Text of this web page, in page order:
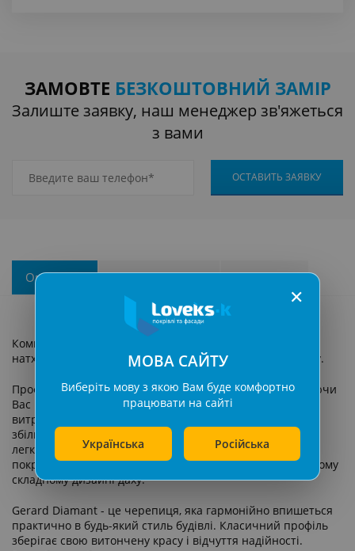
ЗАМОВТЕ БЕЗКОШТОВНИЙ ЗАМІР
Залиште заявку, наш менеджер зв'яжеться
з вами
Описання Характеристики Відгуки (0)
Композитна черепиця Gerard Diamant Deep Black-
натхненний найміцнішим матеріалом, відомим людству.
Профіль DIAMANT не тільки прослужить довго, захищаючи
Вас і Ваші майбутні покоління, а й дозволить скоротити
витрати на придбання та установку покрівлі, завдяки
збільшенню площі на 10%. Крім того, універсальність і
легкість DIAMANT дозволяє покласти її поверх існуючої
покрівлі, і гарантує стійкість до непогодам, навіть в самому
складному дизайні даху.
Gerard Diamant - це черепиця, яка гармонійно впишеться
практично в будь-який стиль будівлі. Класичний профіль
зберігає свою витончену красу і відчуття надійності.
✕
МОВА САЙТУ
Виберіть мову з якою Вам буде комфортно
працювати на сайті
Українська Російська